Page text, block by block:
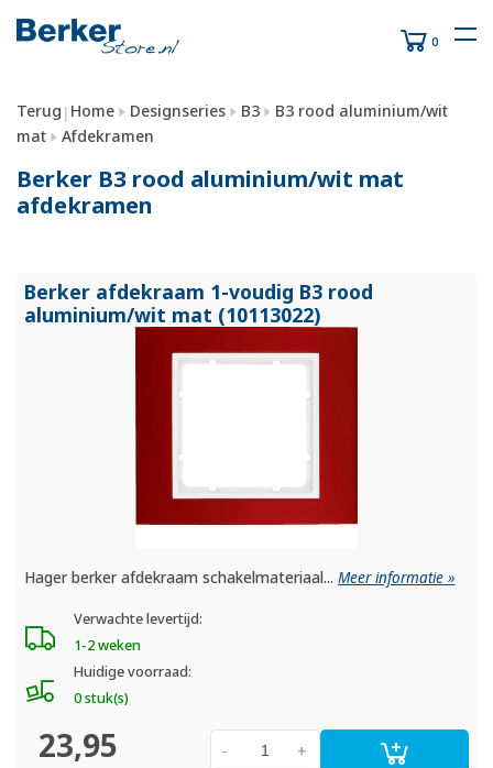
0
Terug | Home Designseries B3
B3 rood aluminium/wit
mat
Afdekramen
Berker B3 rood aluminium/wit mat
afdekramen
Berker afdekraam 1-voudig B3 rood
aluminium/wit mat (10113022)
Hager berker afdekraam schakelmateriaal...Meer informatie »
Verwachte levertijd:
1-2 weken
Huidige voorraad:
0 stuk(s)
23,95 +
-